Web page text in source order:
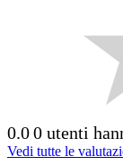
0.00 utenti
Vedi tutte le